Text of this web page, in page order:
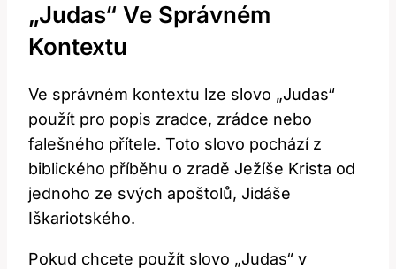
„Judas“ Ve Správném
Kontextu
Ve správném kontextu lze slovo „Judas“
použít pro popis zradce, zrádce nebo
falešného přítele. Toto slovo pochází z
biblického příběhu o zradě Ježíše Krista od
jednoho ze svých apoštolů, Jidáše
Iškariotského.
Pokud chcete použít slovo „Judas“ v